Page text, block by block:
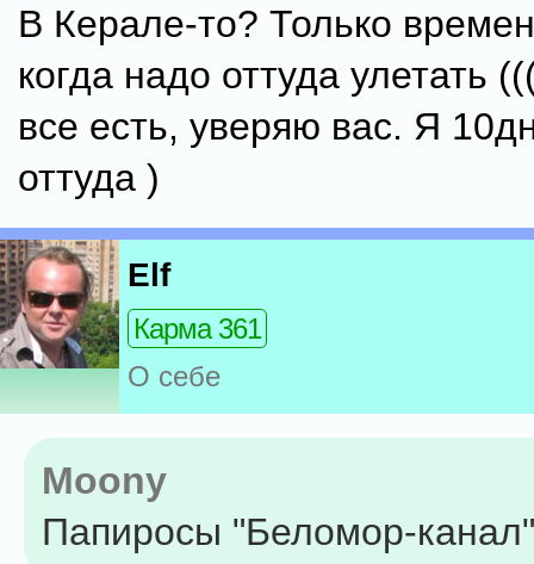
В Керале-то? Только
когда надо оттуда улетать
все есть, уверяю вас. Я
оттуда )
Elf
Карма 361
О себе
Moony
Папиросы "Беломор-